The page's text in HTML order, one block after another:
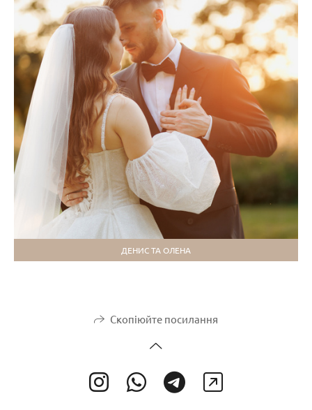
ДЕНИС ТА ОЛЕНА
Скопіюйте посилання